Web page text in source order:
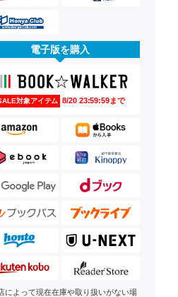
電子版を購入
対象アイテム 8/20 23:59:59まで
によって現在在庫や取り扱いがない場